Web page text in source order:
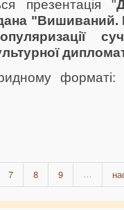
презентація "
"Вишиваний.
7 8 9 …